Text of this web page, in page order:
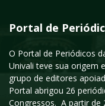
Portal de
O Portal de Periódicos
Univali teve sua origem
grupo de editores
Portal abrigou 26
Congressos. A partir de